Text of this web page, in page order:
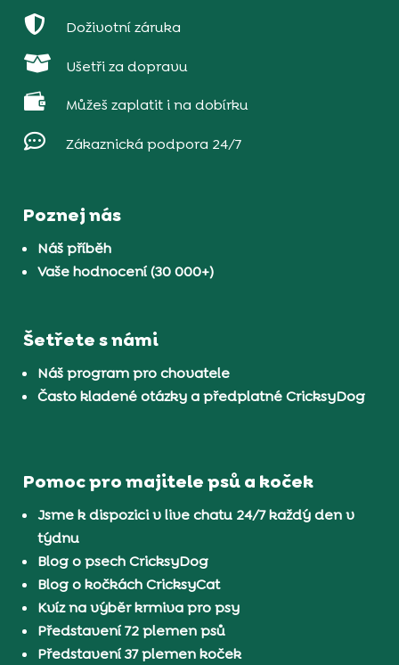
 Doživotní záruka
 Ušetři za dopravu
 Můžeš zaplatit i na dobírku
 Zákaznická podpora 24/7
Poznej nás
Náš příběh
Vaše hodnocení (30 000+)
Šetřete s námi
Náš program pro chovatele
Často kladené otázky a předplatné CricksyDog
Pomoc pro majitele psů a koček
Jsme k dispozici v live chatu 24/7 každý den v
týdnu
Blog o psech CricksyDog
Blog o kočkách CricksyCat
Kvíz na výběr krmiva pro psy
Představení 72 plemen psů
Představení 37 plemen koček